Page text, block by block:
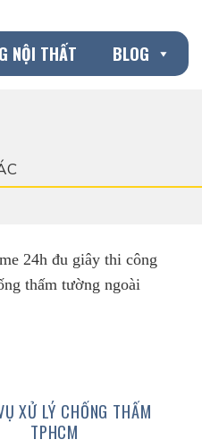
NỘI THẤT BLOG
XỬ LÝ CHỐNG THẤM
TPHCM